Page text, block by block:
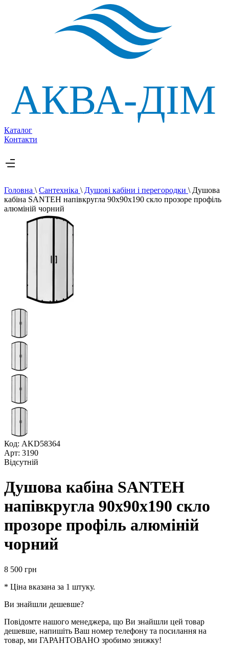
Каталог
Контакти
Головна \ Сантехніка \ Душові кабіни і перегородки \ Душова
кабіна SANTEH напівкругла 90х90х190 скло прозоре профіль
алюміній чорний
Код: AKD58364
Арт: 3190
Відсутній
Душова кабіна SANTEH
напівкругла 90х90х190 скло
прозоре профіль алюміній
чорний
8 500 грн
* Ціна вказана за 1 штуку.
Ви знайшли дешевше?
Повідомте нашого менеджера, що Ви знайшли цей товар
дешевше, напишіть Ваш номер телефону та посилання на
товар, ми ГАРАНТОВАНО зробимо знижку!